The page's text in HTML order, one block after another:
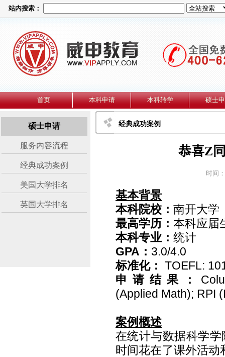
站内搜索：
首页 本科申请 本科转学 硕士
硕士申请
服务内容流程
经典成功案例
美国大学排名
英国大学排名
经典成功案例
恭喜Z
时间
基本背景
本科院校： 南开大学
最高学历： 本科应届
本科专业： 统计
GPA ： 3.0/4.0
标准化： TOEFL:
申请结果：
(Applied Math); RPI
案例概述
在统计与数据科学
时间花在了课外活